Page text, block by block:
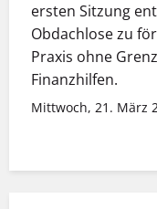
ersten Sitzung
Obdachlose zu
Praxis ohne
Finanzhilfen.
Mittwoch, 21. März